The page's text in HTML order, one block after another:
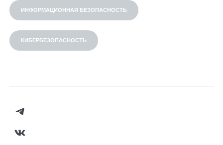
ИНФОРМАЦИОННАЯ БЕЗОПАСНОСТЬ
КИБЕРБЕЗОПАСНОСТЬ